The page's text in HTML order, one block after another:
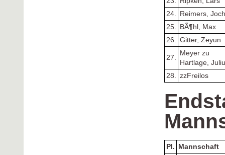
24.
Reimers,
25.
BÃ¶hl, Max
26. Gitter, Zeyun
27.
Meyer zu
Hartlage,
28. zzFreilos
Pl. Mannschaft